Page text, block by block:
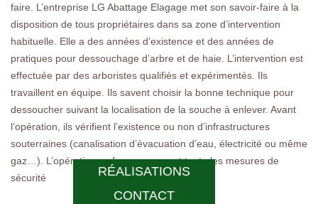
RÉALISATIONS
CONTACT
faire. L’entreprise LG Abattage Elagage met son savoir-faire à la
disposition de tous propriétaires dans sa zone d’intervention
habituelle. Elle a des années d’existence et des années de
pratiques pour dessouchage d’arbre et de haie. L’intervention est
effectuée par des arboristes qualifiés et expérimentés. Ils
travaillent en équipe. Ils savent choisir la bonne technique pour
dessoucher suivant la localisation de la souche à enlever. Avant
l’opération, ils vérifient l’existence ou non d’infrastructures
souterraines (canalisation d’évacuation d’eau, électricité ou même
gaz…). L’opération se fera en prenant toute les mesures de
sécurité